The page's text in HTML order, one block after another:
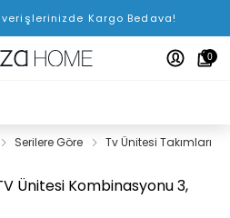
Kargo Bedava!
0
Serilere Göre
Tv Ünitesi Takımları